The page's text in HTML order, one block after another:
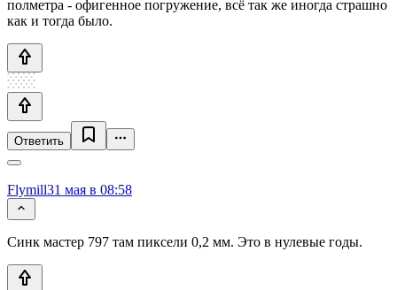
полметра - офигенное погружение, всё так же иногда страшно
как и тогда было.
Ответить
Flymill31 мая в 08:58
Синк мастер 797 там пиксели 0,2 мм. Это в нулевые годы.